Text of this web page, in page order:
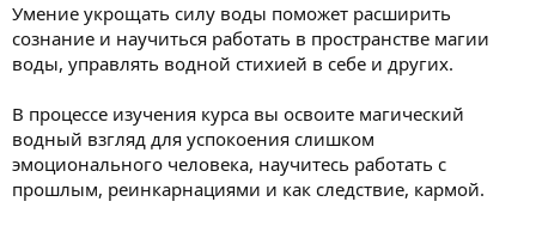
а
н
и
Умение укрощать силу воды поможет расширить
сознание и научиться работать в пространстве магии
воды, управлять водной стихией в себе и других.
В процессе изучения курса вы освоите магический
водный взгляд для успокоения слишком
эмоционального человека, научитесь работать с
прошлым, реинкарнациями и как следствие, кармой.